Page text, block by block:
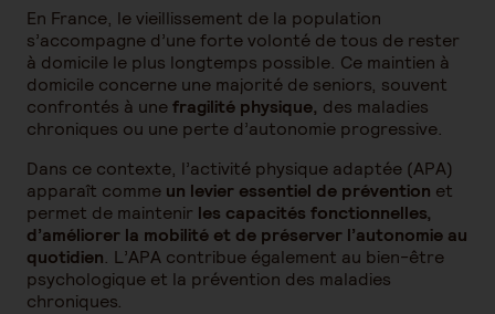
En France, le vieillissement de la population
s’accompagne d’une forte volonté de tous de rester
à domicile le plus longtemps possible. Ce maintien à
domicile concerne une majorité de seniors, souvent
confrontés à unefragilité physique, des maladies
chroniques ou une perte d’autonomie progressive.
Dans ce contexte, l’activité physique adaptée (APA)
apparaît comme un levier essentiel de prévention et
permet de maintenir les capacités fonctionnelles,
d’améliorer la mobilité et de préserver l’autonomie au
quotidien. L’APA contribue également au bien-être
psychologique et la prévention des maladies
chroniques.